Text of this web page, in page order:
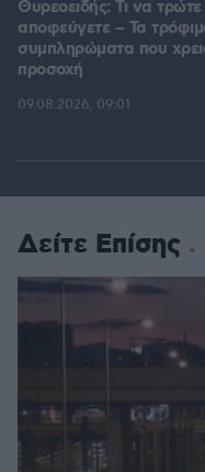
Θυρεοειδής: Τι να τρώτε
αποφεύγετε – Τα
συμπληρώματα που
προσοχή
09.08.2026, 09:01
Δείτε Επίσης